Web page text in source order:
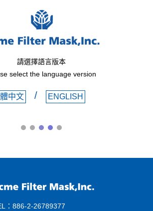
請選擇語言版本
select the language version
中文 / ENGLISH
2-26789377